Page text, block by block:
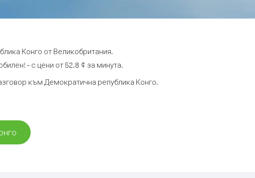
Конго от Великобритания.
- с цени от 52.8 ¢ за минута.
към Демократична република Конго.